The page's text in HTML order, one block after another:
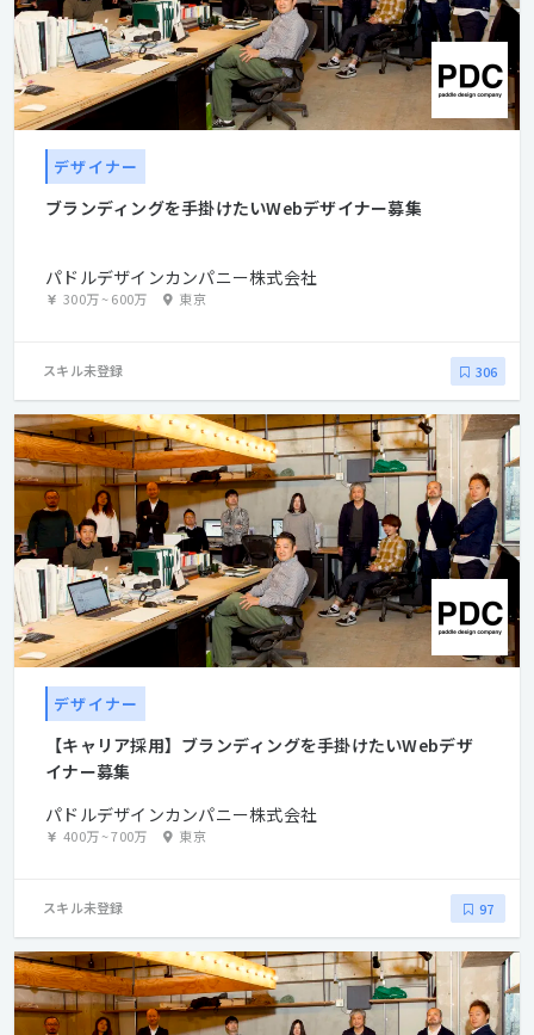
デザイナー
ブランディングを手掛けたいWebデザイナー募集
パドルデザインカンパニー株式会社
300万~600万 東京
スキル未登録 306
デザイナー
【キャリア採用】ブランディングを手掛けたいWebデザ
イナー募集
パドルデザインカンパニー株式会社
400万~700万 東京
スキル未登録 97